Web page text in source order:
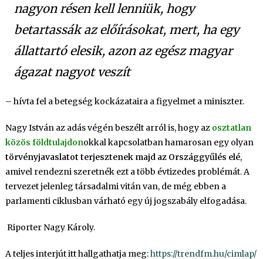
nagyon résen kell lenniük, hogy
betartassák az előírásokat, mert, ha egy
állattartó elesik, azon az egész magyar
ágazat nagyot veszít
– hívta fel a betegség kockázataira a figyelmet a miniszter.
Nagy István az adás végén beszélt arról is, hogy az osztatlan
közös földtulajdonokkal kapcsolatban hamarosan egy olyan
törvényjavaslatot terjesztenek majd az Országgyűlés elé,
amivel rendezni szeretnék ezt a több évtizedes problémát. A
tervezet jelenleg társadalmi vitán van, de még ebben a
parlamenti ciklusban várható egy új jogszabály elfogadása.
Riporter Nagy Károly.
A teljes interjút itt hallgathatja meg:https://trendfm.hu/cimlap/